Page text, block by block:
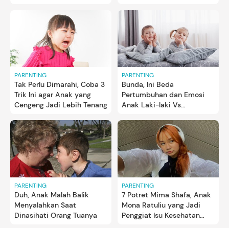
PARENTING
Tak Perlu Dimarahi, Coba 3
Trik Ini agar Anak yang
Cengeng Jadi Lebih Tenang
PARENTING
Bunda, Ini Beda
Pertumbuhan dan Emosi
Anak Laki-laki Vs
PARENTING
Duh, Anak Malah Balik
Menyalahkan Saat
Dinasihati Orang Tuanya
PARENTING
7 Potret Mima Shafa, Anak
Mona Ratuliu yang Jadi
Penggiat Isu Kesehatan